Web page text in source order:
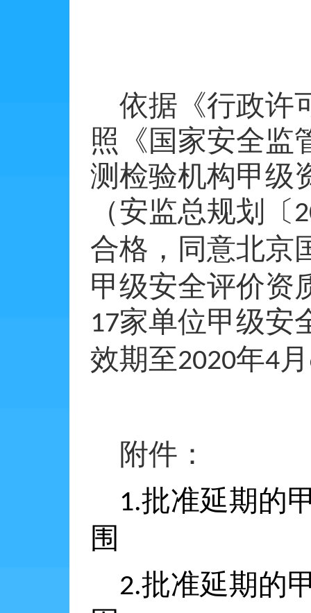
依据《行政许
照《国家安全监
测检验机构甲级
（安监总规划〔
合格，同意北京
甲级安全评价资
17家单位甲级安
效期至2020年4月
附件：
1.批准延期的
围
2.批准延期的